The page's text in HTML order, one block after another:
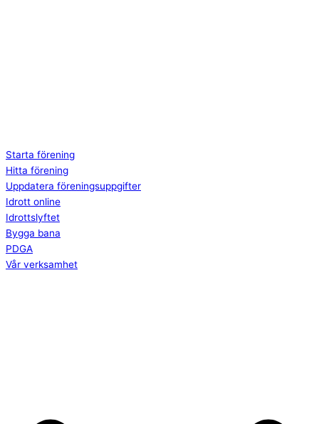
Starta förening
Hitta förening
Uppdatera föreningsuppgifter
Idrott online
Idrottslyftet
Bygga bana
PDGA
Vår verksamhet